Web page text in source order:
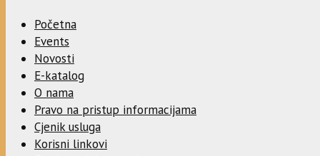
Početna
Events
Novosti
E-katalog
O nama
Pravo na pristup informacijama
Cjenik usluga
Korisni linkovi